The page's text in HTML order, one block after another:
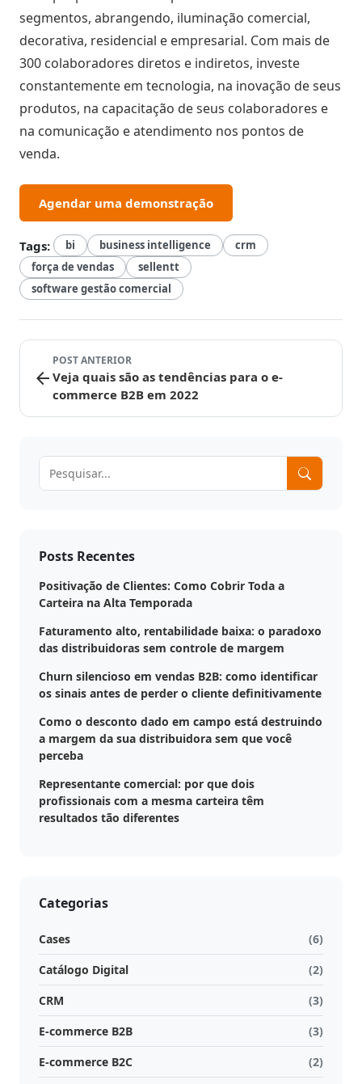
segmentos, abrangendo, iluminação comercial,
decorativa, residencial e empresarial. Com mais de
300 colaboradores diretos e indiretos, investe
constantemente em tecnologia, na inovação de seus
produtos, na capacitação de seus colaboradores e
na comunicação e atendimento nos pontos de
venda.
Agendar uma demonstração
Tags: bi business intelligence
crm
força de vendas
sellentt
software gestão comercial
arrow_back
POST ANTERIOR
Veja quais são as tendências para o e-
commerce B2B em 2022
Posts Recentes
Positivação de Clientes: Como Cobrir Toda a
Carteira na Alta Temporada
Faturamento alto, rentabilidade baixa: o paradoxo
das distribuidoras sem controle de margem
Churn silencioso em vendas B2B: como identificar
os sinais antes de perder o cliente definitivamente
Como o desconto dado em campo está destruindo
a margem da sua distribuidora sem que você
perceba
Representante comercial: por que dois
profissionais com a mesma carteira têm
resultados tão diferentes
Categorias
Cases
(6)
Catálogo Digital
(2)
CRM
(3)
E-commerce B2B
(3)
E-commerce B2C
(2)